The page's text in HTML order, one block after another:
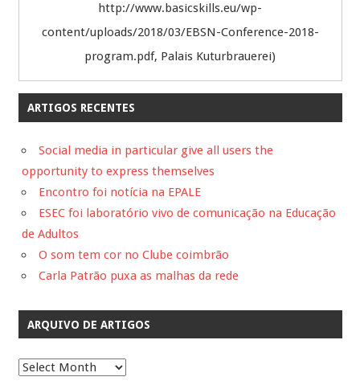
http://www.basicskills.eu/wp-
content/uploads/2018/03/EBSN-Conference-2018-
program.pdf, Palais Kuturbrauerei)
ARTIGOS RECENTES
Social media in particular give all users the
opportunity to express themselves
Encontro foi notícia na EPALE
ESEC foi laboratório vivo de comunicação na Educação
de Adultos
O som tem cor no Clube coimbrão
Carla Patrão puxa as malhas da rede
ARQUIVO DE ARTIGOS
A